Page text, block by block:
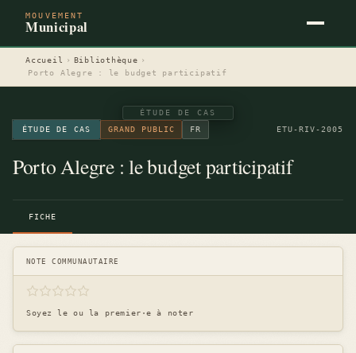
MOUVEMENT
Municipal
Accueil › Bibliothèque ›
Porto Alegre : le budget participatif
ÉTUDE DE CAS GRAND PUBLIC FR ETU-RIV-2005
Porto Alegre : le budget participatif
FICHE
NOTE COMMUNAUTAIRE
Soyez le ou la premier·e à noter